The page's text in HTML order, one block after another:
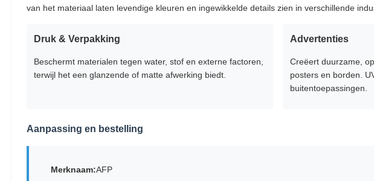
van het materiaal laten levendige kleuren en ingewikkelde details zien in verschillende
Druk & Verpakking
Beschermt materialen tegen water, stof en externe factoren,
terwijl het een glanzende of matte afwerking biedt.
Advertenties
Creëert duurzame,
posters en borden.
buitentoepassingen.
Aanpassing en bestelling
Merknaam:AFP